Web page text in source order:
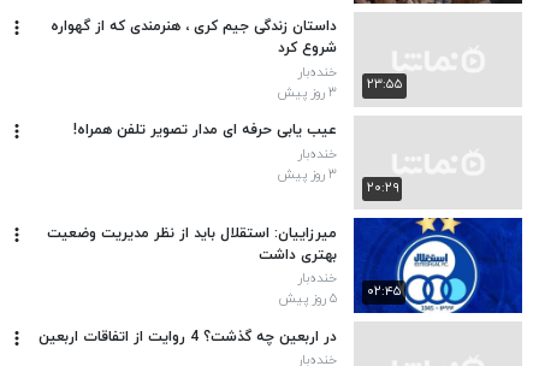
۲۳:۵۵
داستان زندگی جیم کری ، هنرمندی که از گهواره
شروع کرد
خنده‌بار
۳ روز پیش
۲۰:۲۹
عیب یابی حرفه ای مدار تصویر تلفن همراه!
خنده‌بار
۳ روز پیش
۰۲:۴۵
میرزاییان: استقلال باید از نظر مدیریت وضعیت
بهتری داشت
خنده‌بار
۵ روز پیش
در اربعین چه گذشت؟ 4 روایت از اتفاقات اربعین
خنده‌بار